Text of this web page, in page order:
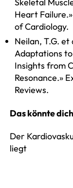
Heart
of Cardiology.
Neilan, T.G.
Adaptations to
Insights from
Resonance.»
Reviews.
Das könnte
Der
liegt